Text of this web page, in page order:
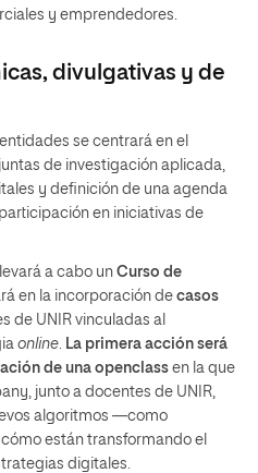
y emprendedores.
divulgativas y de
se centrará en el
de investigación aplicada,
y definición de una agenda
en iniciativas de
a cabo un Curso de
en la incorporación de casos
de UNIR vinculadas al
online La primera acción será
de una openclass en la que
junto a docentes de UNIR,
algoritmos —como
están transformando el
digitales.